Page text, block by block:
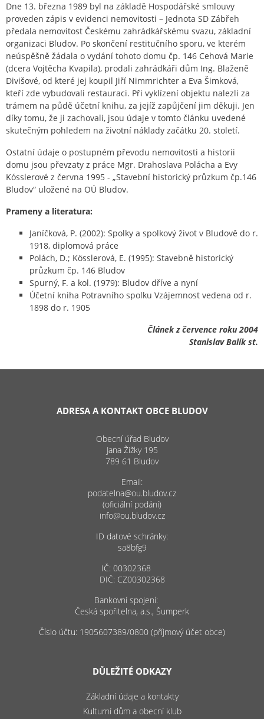
Dne 13. března 1989 byl na základě Hospodářské smlouvy
proveden zápis v evidenci nemovitosti – Jednota SD Zábřeh
předala nemovitost Českému zahrádkářskému svazu, základní
organizaci Bludov. Po skončení restitučního sporu, ve kterém
neúspěšně žádala o vydání tohoto domu čp. 146 Cehová Marie
(dcera Vojtěcha Kvapila), prodali zahrádkáři dům Ing. Blaženě
Divišové, od které jej koupil Jiří Nimmrichter a Eva Šimková,
kteří zde vybudovali restauraci. Při vyklízení objektu nalezli za
trámem na půdě účetní knihu, za jejíž zapůjčení jim děkuji. Jen
díky tomu, že ji zachovali, jsou údaje v tomto článku uvedené
skutečným pohledem na životní náklady začátku 20. století.
Ostatní údaje o postupném převodu nemovitosti a historii
domu jsou převzaty z práce Mgr. Drahoslava Polácha a Evy
Kósslerové z června 1995 - „Stavební historický průzkum čp.146
Bludov“ uložené na OÚ Bludov.
Prameny a literatura:
Janíčková, P. (2002): Spolky a spolkový život v Bludově do r.
1918, diplomová práce
Polách, D.; Kösslerová, E. (1995): Stavebně historický
průzkum čp. 146 Bludov
Spurný, F. a kol. (1979): Bludov dříve a nyní
Účetní kniha Potravního spolku Vzájemnost vedena od r.
1898 do r. 1905
Článek z července roku 2004
Stanislav Balík st.
ADRESA A KONTAKT OBCE BLUDOV
Obecní úřad Bludov
Jana Žižky 195
789 61 Bludov
Email:
podatelna@ou.bludov.cz
(oficiální podání)
info@ou.bludov.cz
ID datové schránky:
sa8bfg9
IČ: 00302368
DIČ: CZ00302368
Bankovní spojení:
Česká spořitelna, a.s., Šumperk
Číslo účtu: 1905607389/0800 (příjmový účet obce)
DŮLEŽITÉ ODKAZY
Základní údaje a kontakty
Kulturní dům a obecní klub